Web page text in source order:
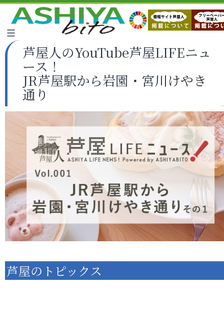
芦屋人のYouTube芦屋LIFEニュ
ース！
JR芦屋駅から岩園・宮川けやき
通り
芦屋のトピックス